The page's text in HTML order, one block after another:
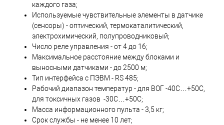
каждого газа;
Используемые чувствительные элементы в датчике
(сенсоры) - оптический, термокаталитический,
электрохимический, полупроводниковый;
Число реле управления - от 4 до 16;
Максимальное расстояние между блоками и
выносными датчиками - до 2500 м;
Тип интерфейса с ПЭВМ - RS 485;
Рабочий диапазон температур - для ВОГ -40С…+50С,
для токсичных газов -30С…+50С;
Масса информационного пульта - 3,5 кг;
Срок службы - не менее 10 лет;